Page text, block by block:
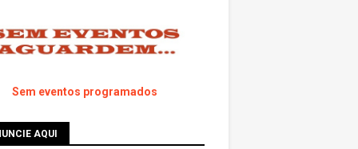
Sem eventos programados
AQUI